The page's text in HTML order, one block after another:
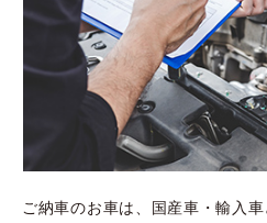
ご納車のお車は、国産車・輸入